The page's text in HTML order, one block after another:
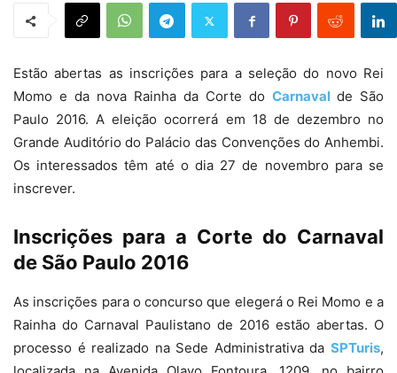
Estão abertas as inscrições para a seleção do novo Rei
Momo e da nova Rainha da Corte do Carnaval de São
Paulo 2016. A eleição ocorrerá em 18 de dezembro no
Grande Auditório do Palácio das Convenções do Anhembi.
Os interessados têm até o dia 27 de novembro para se
inscrever.
Inscrições para a Corte do Carnaval
de São Paulo 2016
As inscrições para o concurso que elegerá o Rei Momo e a
Rainha do Carnaval Paulistano de 2016 estão abertas. O
processo é realizado na Sede Administrativa da SPTuris,